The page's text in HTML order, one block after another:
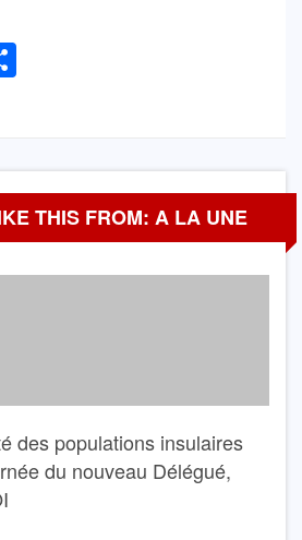
THIS FROM: A LA UNE
des populations insulaires
du nouveau Délégué,